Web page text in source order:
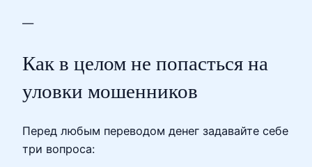
—
Как в целом не попасться на
уловки мошенников
Перед любым переводом денег задавайте себе
три вопроса: